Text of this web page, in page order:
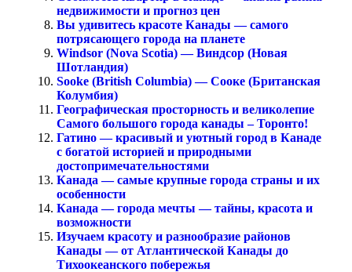
недвижимости и прогноз цен
Вы удивитесь красоте Канады — самого
потрясающего города на планете
Windsor (Nova Scotia) — Виндсор (Новая
Шотландия)
Sooke (British Columbia) — Сооке (Британская
Колумбия)
Географическая просторность и великолепие
Самого большого города канады – Торонто!
Гатино — красивый и уютный город в Канаде
с богатой историей и природными
достопримечательностями
Канада — самые крупные города страны и их
особенности
Канада — города мечты — тайны, красота и
возможности
Изучаем красоту и разнообразие районов
Канады — от Атлантической Канады до
Тихоокеанского побережья